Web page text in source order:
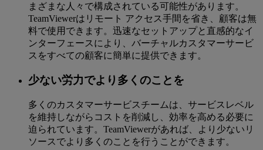
まざまな人々で構成されている可能性があります。
TeamViewerはリモート アクセス手間を省き、顧客は無
料で使用できます。迅速なセットアップと直感的なイ
ンターフェースにより、バーチャルカスタマーサービ
スをすべての顧客に簡単に提供できます。
少ない労力でより多くのことを
多くのカスタマーサービスチームは、サービスレベル
を維持しながらコストを削減し、効率を高める必要に
迫られています。TeamViewerがあれば、より少ないリ
ソースでより多くのことを行うことができます。